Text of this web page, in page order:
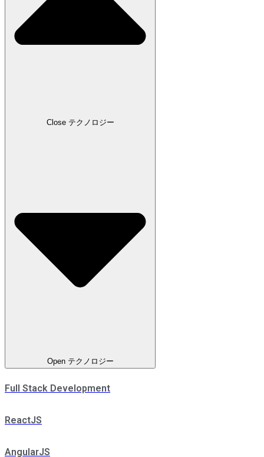
Close テクノロジー
Open テクノロジー
Full Stack Development
ReactJS
AngularJS